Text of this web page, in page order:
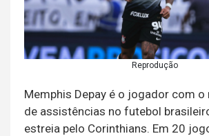
Reprodução
Memphis Depay é o jogador com
de assistências no futebol
estreia pelo Corinthians. Em 20